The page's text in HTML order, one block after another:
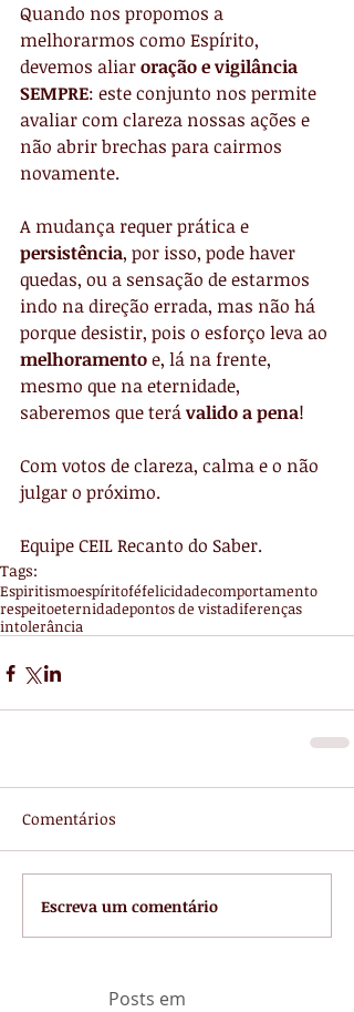
Quando nos propomos a
melhorarmos como Espírito,
devemos aliar oração e vigilância
SEMPRE: este conjunto nos permite
avaliar com clareza nossas ações e
não abrir brechas para cairmos
novamente.
A mudança requer prática e
persistência, por isso, pode haver
quedas, ou a sensação de estarmos
indo na direção errada, mas não há
porque desistir, pois o esforço leva ao
melhoramento e, lá na frente,
mesmo que na eternidade,
saberemos que terá valido a pena!
Com votos de clareza, calma e o não
julgar o próximo.
Equipe CEIL Recanto do Saber.
Tags:
Espiritismoespíritoféfelicidadecomportamento
respeitoeternidadepontos de vistadiferenças
intolerância
Comentários
Escreva um comentário
Posts em